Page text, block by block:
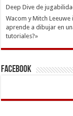
Deep Dive de
Wacom y Mitch
aprende a dibujar en
tutoriales?»
Facebook